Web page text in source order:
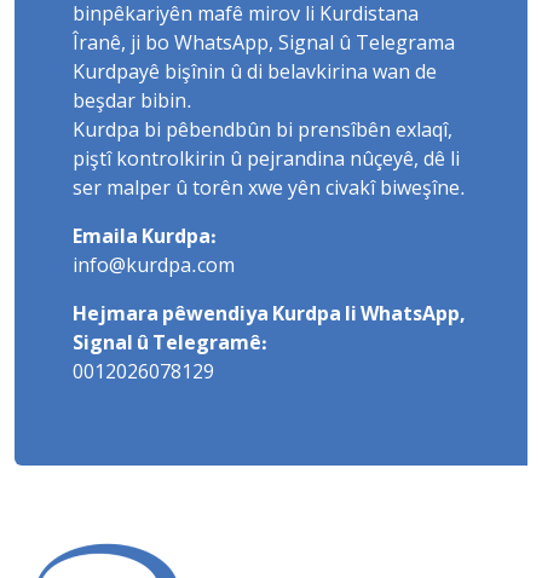
binpêkariyên mafê mirov li Kurdistana
Îranê, ji bo WhatsApp, Signal û Telegrama
Kurdpayê bişînin û di belavkirina wan de
beşdar bibin.
Kurdpa bi pêbendbûn bi prensîbên exlaqî,
piştî kontrolkirin û pejrandina nûçeyê, dê li
ser malper û torên xwe yên civakî biweşîne.
Emaila Kurdpa:
info@kurdpa.com
Hejmara pêwendiya Kurdpa li WhatsApp,
Signal û Telegramê:
0012026078129